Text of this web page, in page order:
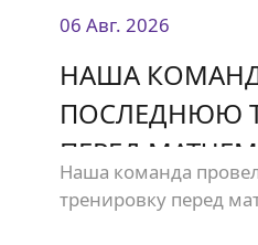
06 Авг. 2026
НАША
ПОСЛЕДНЮЮ
ПЕРЕД МАТЧЕМ
Наша команда
тренировку перед